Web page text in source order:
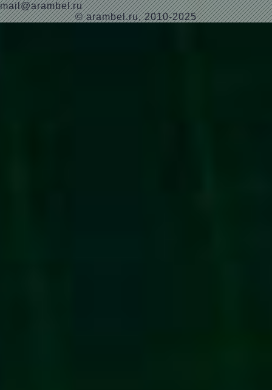
mail@arambel.ru
© arambel.ru, 2010-2025